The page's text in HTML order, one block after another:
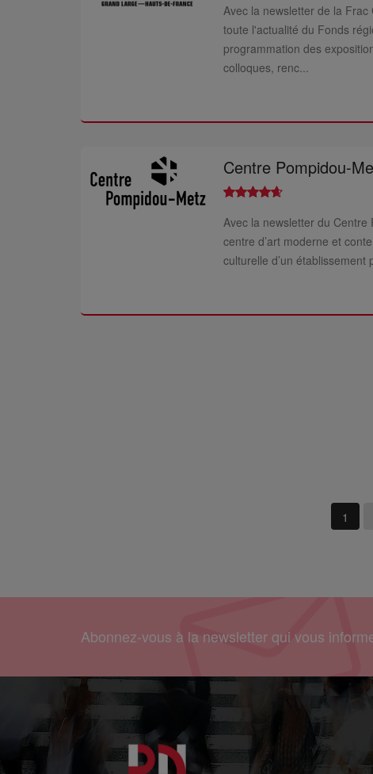
Avec la newsletter de la
toute l'actualité du Fonds
programmation des
colloques, renc...
Centre Pompidou-
Avec la newsletter du
centre d’art moderne et
culturelle d’un
1
Abonnez-vous à la newsletter qui vous